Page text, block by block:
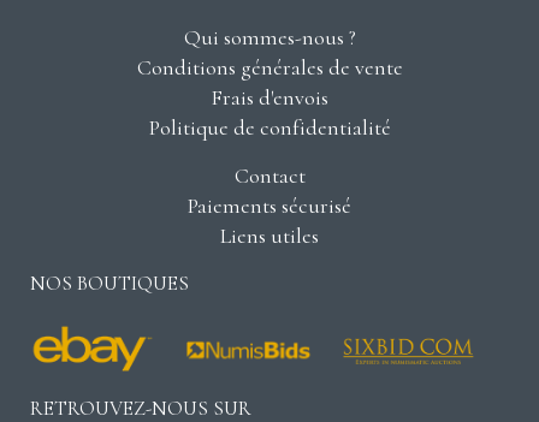
Qui sommes-nous ?
Conditions générales de vente
Frais d'envois
Politique de confidentialité
Contact
Paiements sécurisé
Liens utiles
NOS BOUTIQUES
RETROUVEZ-NOUS SUR